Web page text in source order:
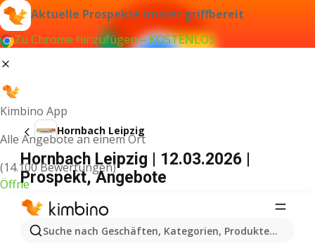
Aktuelle Prospekte immer griffbereit
Zu Chrome hinzufügen – KOSTENLOS
Kimbino App
Alle Angebote an einem Ort
(14.100 Bewertungen)
Öffne
Suche nach Geschäften, Kategorien, Produkten...
Hornbach Leipzig
Hornbach Leipzig | 12.03.2026 |
Prospekt, Angebote